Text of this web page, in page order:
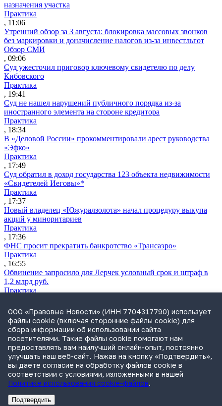
назначения участка
Практика
, 11:06
Утренний обзор за 3 августа: блокировка массовых звонков
без маркировки и доначисление налогов из-за инвестльгот
Обзор СМИ
, 09:06
Суд ужесточил приговор ключевому свидетелю по делу
Кибовского
Практика
, 19:41
Суд не нашел нарушений публичного порядка из-за
иностранного элемента на стороне кредитора
Практика
, 18:34
В «Деловой России» прокомментировали арест руководства
«Эфко»
Практика
, 17:49
Суд обратил в доход государства 123 объекта недвижимости
«Свидетелей Иеговы»*
Практика
, 17:37
Новый владелец «Южуралзолота» начал процедуру выкупа
акций у миноритариев
Практика
, 17:36
ФНС просит прекратить банкротство «Трансаэро»
Практика
, 16:55
Обвинение запросило для Лерчек условный срок и штраф в
1,2 млрд руб.
Практика
Суд подтвердил право фермера на выкуп арендуемого
сельхозучастка
Практика
, 15:49
ВС разъяснил, кто несет ответственность за ДТП при ремонте
дороги
Практика
, 15:35
ООО «Правовые Новости» (ИНН 7704317790) использует
файлы cookie (включая сторонние файлы cookie) для
сбора информации об использовании сайта
посетителями. Такие файлы cookie помогают нам
предоставлять вам наилучший онлайн-опыт, постоянно
улучшать наш веб-сайт. Нажав на кнопку «Подтвердить»,
вы даете согласие на обработку файлов cookie в
соответствии с условиями, изложенными в нашей
Политике использования cookie-файлов.
Подтвердить